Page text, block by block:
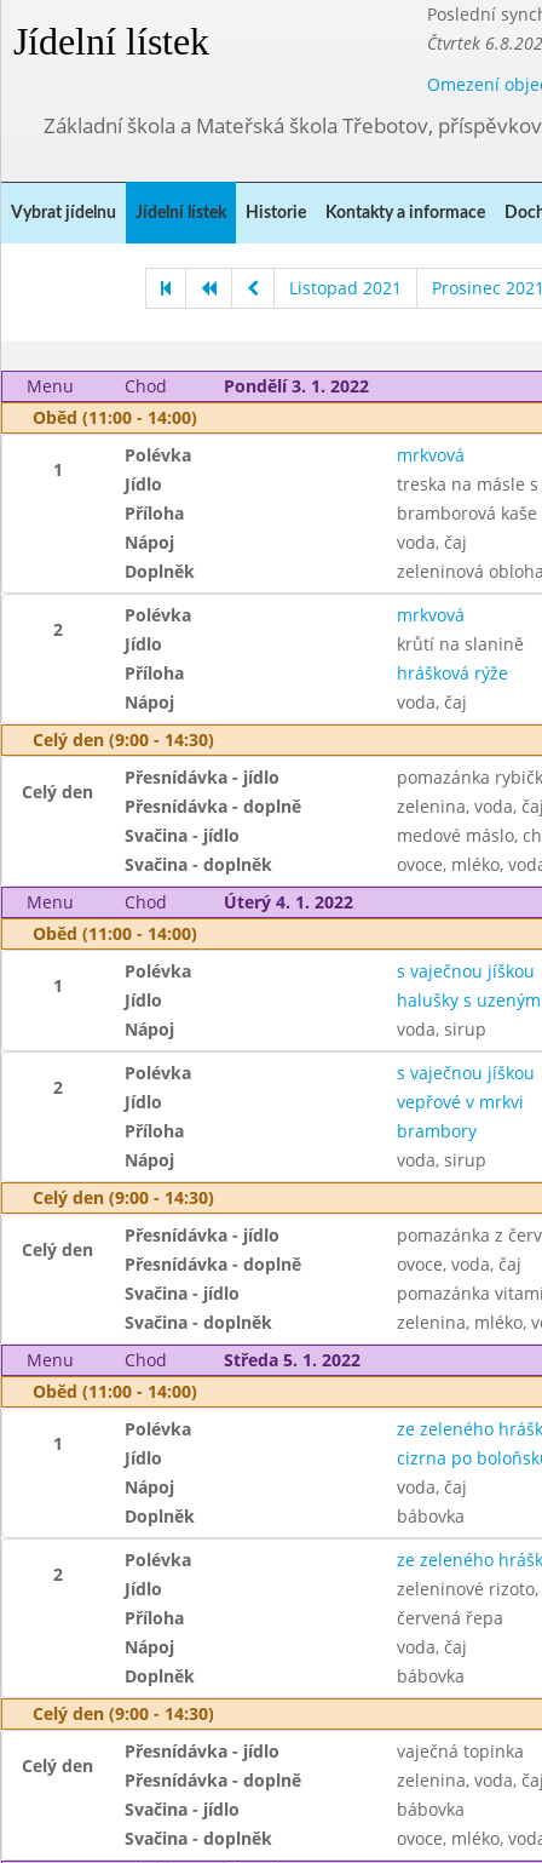
Jídelní lístek
Poslední
Čtvrtek
Omezení
Základní škola a Mateřská škola Třebotov,
Vybrat jídelnu Jídelní lístek Historie Kontakty a informace
Listopad 2021 Prosinec
Menu Chod
Pondělí 3. 1. 2022
Oběd (11:00 - 14:00)
1
Polévka
mrkvová
Jídlo
treska na másle
Příloha
bramborová kaše
Nápoj
voda, čaj
Doplněk
zeleninová
2
Polévka
mrkvová
Jídlo
krůtí na slanině
Příloha
hrášková rýže
Nápoj
voda, čaj
Celý den (9:00 - 14:30)
Celý den
Přesnídávka - jídlo
pomazánka
Přesnídávka - doplně
zelenina, voda,
Svačina - jídlo
medové máslo,
Svačina - doplněk
ovoce, mléko,
Menu
Chod
Úterý 4. 1. 2022
Oběd (11:00 - 14:00)
1
Polévka
s vaječnou jíškou
Jídlo
halušky s
Nápoj
voda, sirup
2
Polévka
s vaječnou jíškou
Jídlo
vepřové v mrkvi
Příloha
brambory
Nápoj
voda, sirup
Celý den (9:00 - 14:30)
Celý den
Přesnídávka - jídlo
pomazánka z
Přesnídávka - doplně
ovoce, voda, čaj
Svačina - jídlo
pomazánka
Svačina - doplněk
zelenina, mléko,
Menu
Chod
Středa 5. 1. 2022
Oběd (11:00 - 14:00)
1
Polévka
ze zeleného
Jídlo
cizrna po
Nápoj
voda, čaj
Doplněk
bábovka
2
Polévka
ze zeleného
Jídlo
zeleninové
Příloha
červená řepa
Nápoj
voda, čaj
Doplněk
bábovka
Celý den (9:00 - 14:30)
Celý den
Přesnídávka - jídlo
vaječná topinka
Přesnídávka - doplně
zelenina, voda,
Svačina - jídlo
bábovka
Svačina - doplněk
ovoce, mléko,